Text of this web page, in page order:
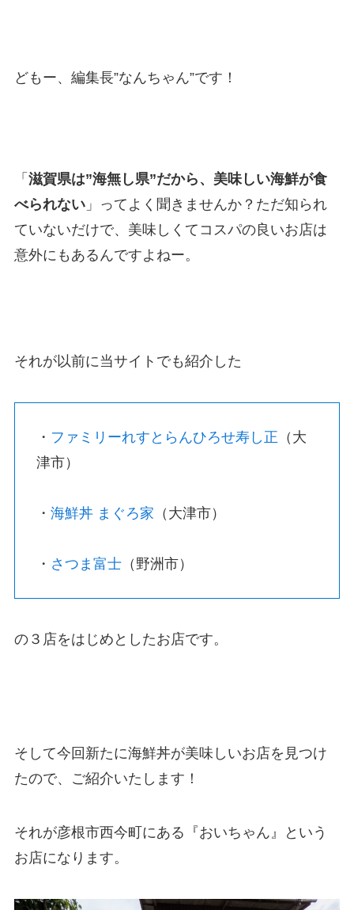
どもー、編集長”なんちゃん”です！
「 滋賀県は”海無し県”だから、美味しい海鮮が食
べられない」ってよく聞きませんか？ただ知られ
ていないだけで、美味しくてコスパの良いお店は
意外にもあるんですよねー。
それが以前に当サイトでも紹介した
・ ファミリーれすとらんひろせ寿し正 （大
津市）
・ 海鮮丼 まぐろ家 （大津市）
・ さつま富士（野洲市）
の３店をはじめとしたお店です。
そして今回新たに海鮮丼が美味しいお店を見つけ
たので、ご紹介いたします！
それが彦根市西今町にある『おいちゃん』という
お店になります。